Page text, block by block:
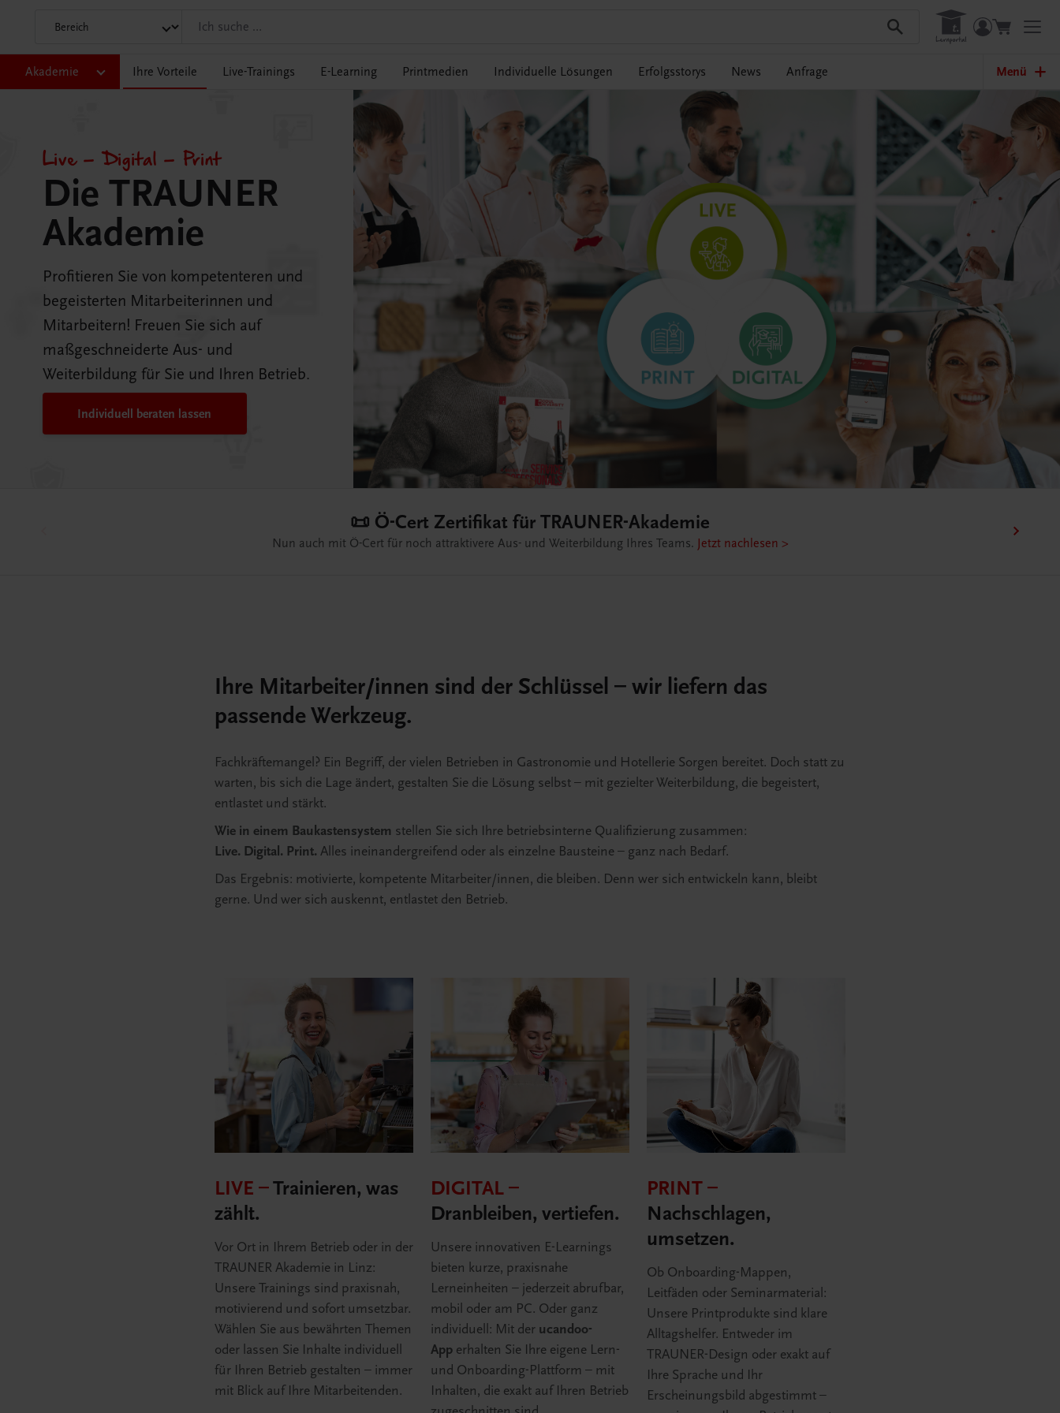
Akademie Ihre Vorteile Live-Trainings E-Learning Printmedien Individuelle Lösungen Erfolgsstorys News Anfrage Menü
Live – Digital – Print
Die TRAUNER
Akademie
Profitieren Sie von kompetenteren und
begeisterten Mitarbeiterinnen und
Mitarbeitern! Freuen Sie sich auf
maßgeschneiderte Aus- und
Weiterbildung für Sie und Ihren Betrieb.
Individuell beraten lassen
👨🏻‍🍳 Live-Trainings für Ihre Mitarbeiter/innen
Unser offenes Seminarangebot im Überblick.Jetzt entdecken & buchen >
Ihre Mitarbeiter/innen sind der Schlüssel – wir liefern das
passende Werkzeug.
Fachkräftemangel? Ein Begriff, der vielen Betrieben in Gastronomie und Hotellerie Sorgen bereitet. Doch statt zu
warten, bis sich die Lage ändert, gestalten Sie die Lösung selbst – mit gezielter Weiterbildung, die begeistert,
entlastet und stärkt.
Wie in einem Baukastensystem stellen Sie sich Ihre betriebsinterne Qualifizierung zusammen:
Live. Digital. Print. Alles ineinandergreifend oder als einzelne Bausteine – ganz nach Bedarf.
Das Ergebnis: motivierte, kompetente Mitarbeiter/innen, die bleiben. Denn wer sich entwickeln kann, bleibt
gerne. Und wer sich auskennt, entlastet den Betrieb.
LIVE –Trainieren, was
zählt.
Vor Ort in Ihrem Betrieb oder in der
TRAUNER Akademie in Linz:
Unsere Trainings sind praxisnah,
motivierend und sofort umsetzbar.
Wählen Sie aus bewährten Themen
oder lassen Sie Inhalte individuell
für Ihren Betrieb gestalten – immer
mit Blick auf Ihre Mitarbeitenden.
DIGITAL –
Dranbleiben, vertiefen.
Unsere innovativen E-Learnings
bieten kurze, praxisnahe
Lerneinheiten – jederzeit abrufbar,
mobil oder am PC. Oder ganz
individuell: Mit der ucandoo-
Apperhalten Sie Ihre eigene Lern-
und Onboarding-Plattform – mit
Inhalten, die exakt auf Ihren Betrieb
PRINT –
Nachschlagen,
umsetzen.
Ob Onboarding-Mappen,
Leitfäden oder Seminarmaterial:
Unsere Printprodukte sind klare
Alltagshelfer. Entweder im
TRAUNER-Design oder exakt auf
Ihre Sprache und Ihr
Erscheinungsbild abgestimmt –